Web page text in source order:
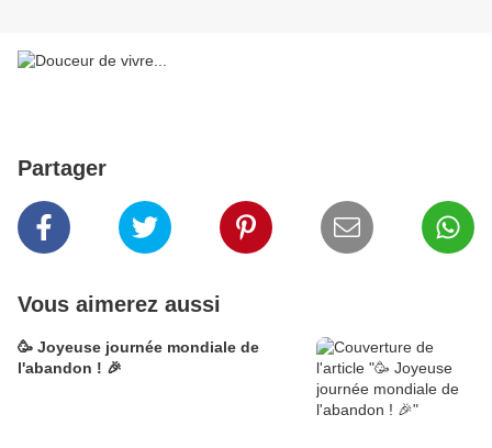
Partager
Vous aimerez aussi
🥳 Joyeuse journée mondiale de
l'abandon ! 🎉